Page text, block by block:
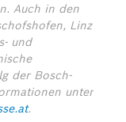
Auch in den
Linz
und
der Bosch-
unter
.